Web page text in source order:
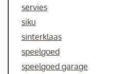
servies
siku
sinterklaas
speelgoed
speelgoed garage